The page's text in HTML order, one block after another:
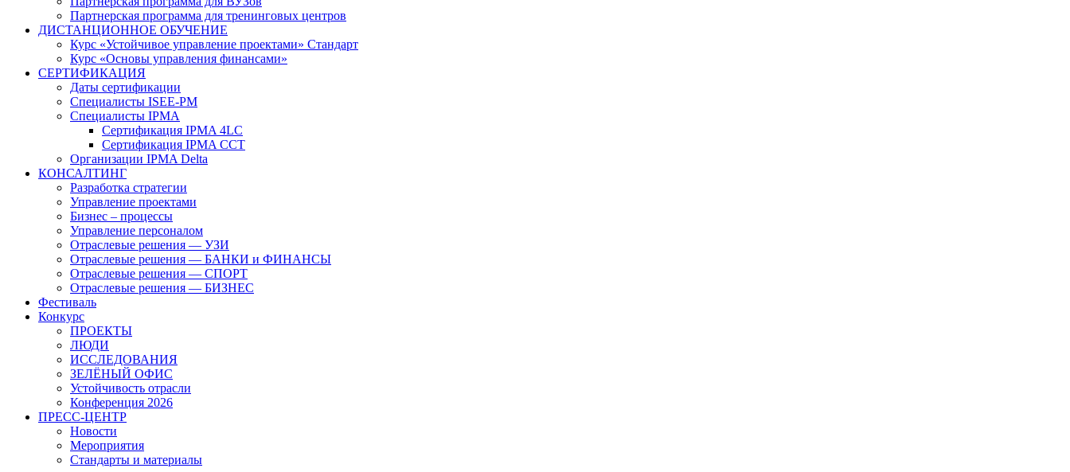
Партнерская программа для тренинговых центров
ДИСТАНЦИОННОЕ ОБУЧЕНИЕ
Курс «Устойчивое управление проектами» Стандарт
Курс «Основы управления финансами»
СЕРТИФИКАЦИЯ
Даты сертификации
Специалисты ISEE-PM
Специалисты IPMA
Сертификация IPMA 4LC
Сертификация IPMA CCT
Организации IPMA Delta
КОНСАЛТИНГ
Разработка стратегии
Управление проектами
Бизнес – процессы
Управление персоналом
Отраслевые решения — УЗИ
Отраслевые решения — БАНКИ и ФИНАНСЫ
Отраслевые решения — СПОРТ
Отраслевые решения — БИЗНЕС
Фестиваль
Конкурс
ПРОЕКТЫ
ЛЮДИ
ИССЛЕДОВАНИЯ
ЗЕЛЁНЫЙ ОФИС
Устойчивость отрасли
Конференция 2026
ПРЕСС-ЦЕНТР
Новости
Мероприятия
Стандарты и материалы